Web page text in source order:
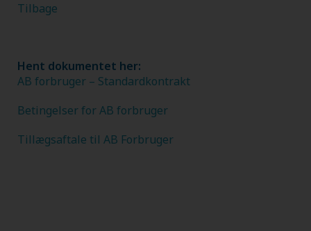
Tilbage
Hent dokumentet her:
AB forbruger – Standardkontrakt
Betingelser for AB forbruger
Tillægsaftale til AB Forbruger